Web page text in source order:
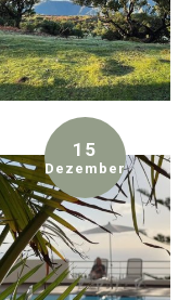
15
Dezember